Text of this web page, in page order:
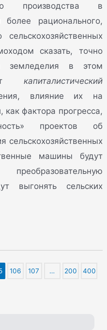
производства в
более рационального,
сказать, точно
земледелия в этом
капиталистический
влияние их на
фактора прогресса,
проектов об
сельскохозяйственных
машины будут
выгонять сельских
106 107 … 200 400